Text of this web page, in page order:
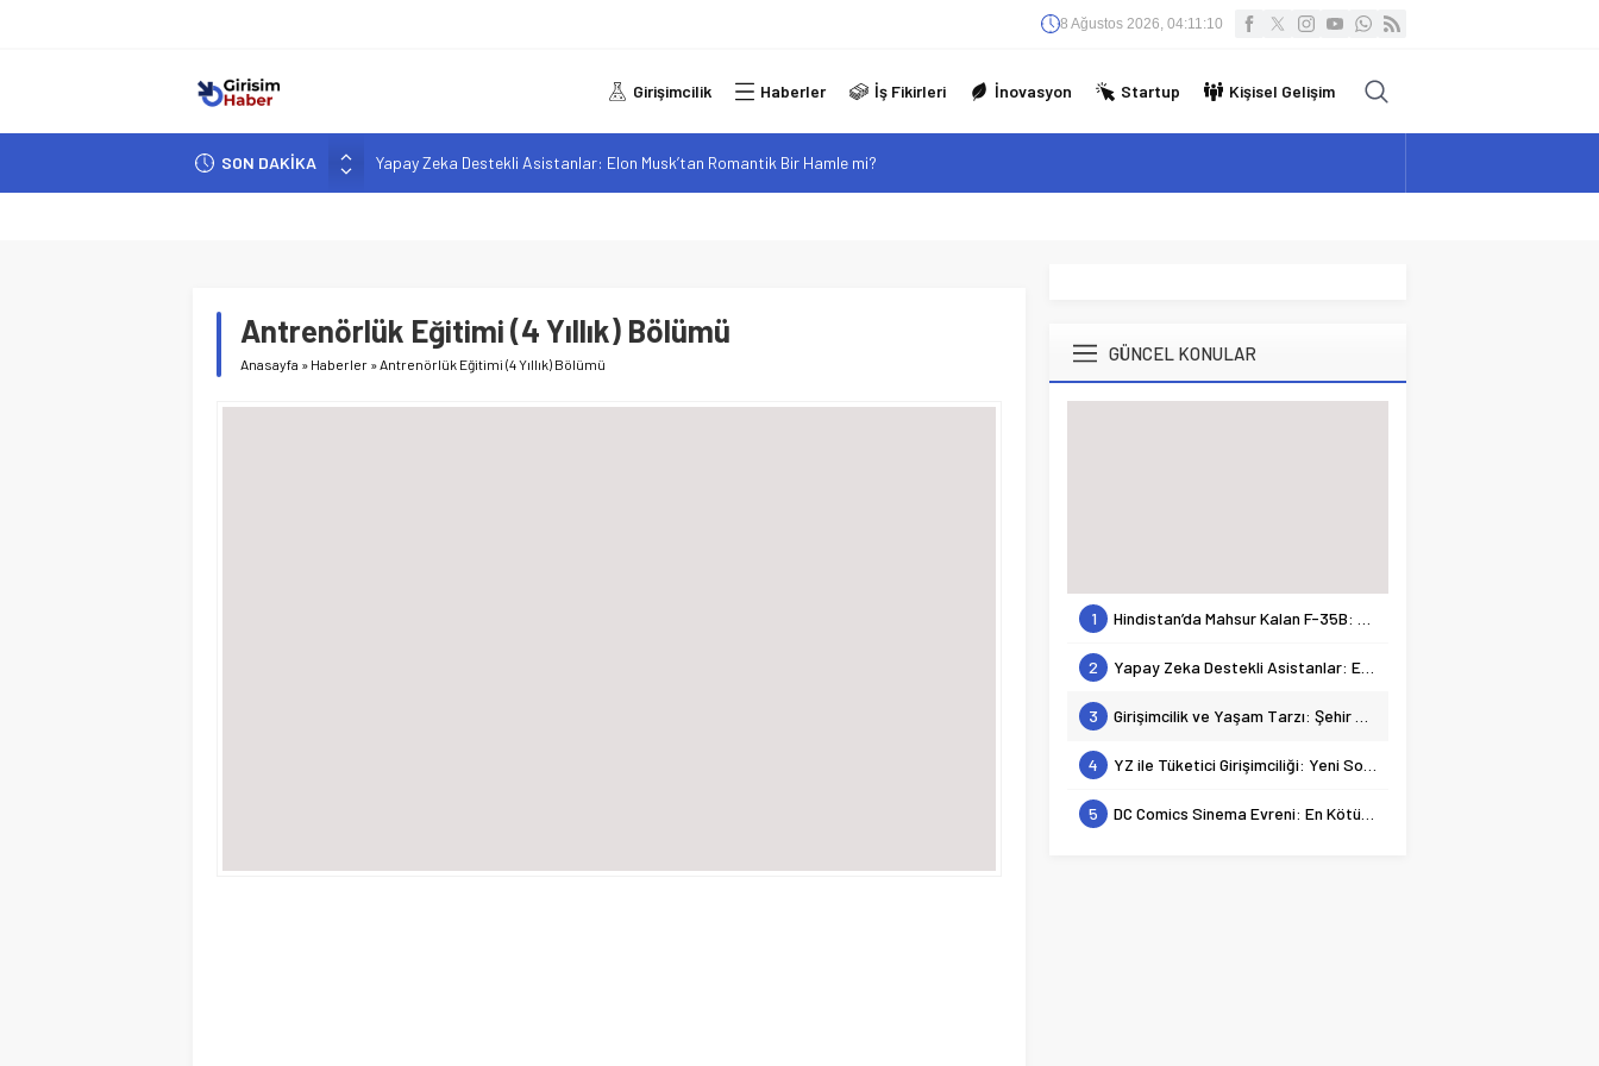
8 Ağustos 2026, 04:11:11
Girişimcilik Haberler İş Fikirleri İnovasyon Startup Kişisel Gelişim
SON DAKİKA
Yapay Zeka Destekli Asistanlar: Elon Musk’tan Romantik Bir Hamle mi?
Girişimcilik ve Yaşam Tarzı: Şehir Değişiminin Nedenleri ve Etkileri
Antrenörlük Eğitimi (4 Yıllık) Bölümü
Anasayfa » Haberler »Antrenörlük Eğitimi (4 Yıllık) Bölümü GÜNCEL KONULAR
1 Hindistan’da Mahsur Kalan F-35B: Jeopolitik Sonuçları
2 Yapay Zeka Destekli Asistanlar: Elon Musk’tan Romantik Bir Hamle mi?
3 Girişimcilik ve Yaşam Tarzı: Şehir Değişiminin Nedenleri ve Etkileri
4 YZ ile Tüketici Girişimciliği: Yeni Sosyal Bağlantılar
5 DC Comics Sinema Evreni: En Kötülerden En İyilerine Bir Bakış